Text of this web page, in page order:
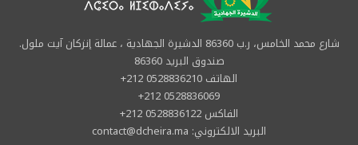
شارع محمد الخامس، ر.ب 86360 الدشيرة الجهادية ، عمالة إنزكان آيت ملول.
صندوق البريد 86360
الهاتف 0528836210 212+
0528836069 212+
الفاكس 0528836122 212+
البريد الالكتروني: contact@dcheira.ma